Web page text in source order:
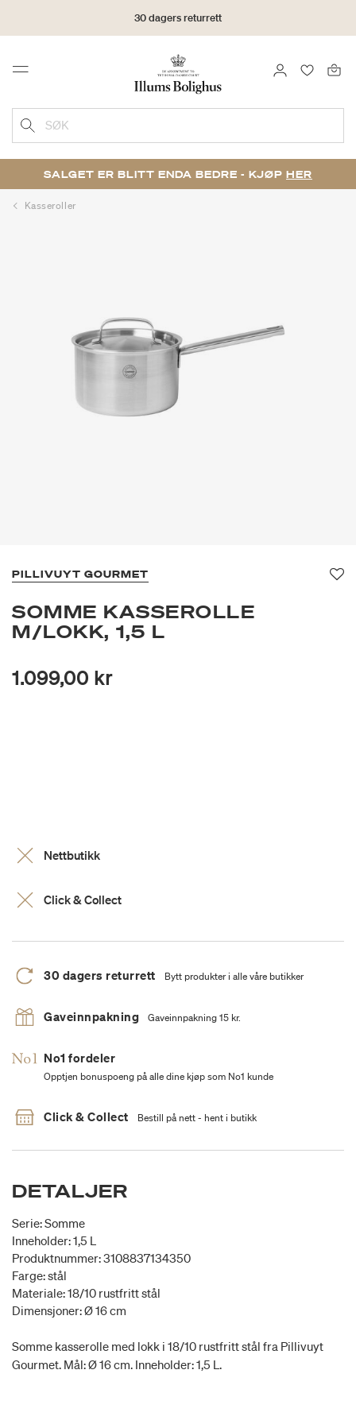
30 dagers returrett
Menu LOGG INN
SØK
SALGET ER BLITT ENDA BEDRE - KJØP HER
Kasseroller
PILLIVUYT GOURMET
SOMME KASSEROLLE
M/LOKK, 1,5 L
1.099,00 kr
Nettbutikk
Click & Collect
30 dagers returrett Bytt produkter i alle våre butikker
Gaveinnpakning Gaveinnpakning 15 kr.
No1 fordeler
Opptjen bonuspoeng på alle dine kjøp som No1 kunde
Click & Collect Bestill på nett - hent i butikk
DETALJER
Serie: Somme
Inneholder: 1,5 L
Produktnummer: 3108837134350
Farge: stål
Materiale: 18/10 rustfritt stål
Dimensjoner: Ø 16 cm
Somme kasserolle med lokk i 18/10 rustfritt stål fra Pillivuyt
Gourmet. Mål: Ø 16 cm. Inneholder: 1,5 L.